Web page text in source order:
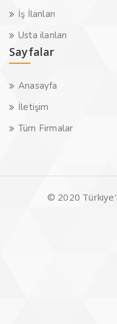
İş İlanları
Usta ilanları
Sayfalar
Anasayfa
İletişim
Tüm Firmalar
© 2020